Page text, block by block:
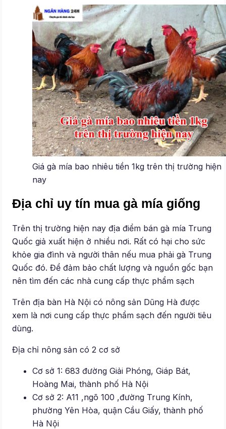
Giá gà mía bao nhiêu tiền 1kg trên thị trường hiện
nay
Địa chỉ uy tín mua gà mía giống
Trên thị trường hiện nay địa điểm bán gà mía Trung
Quốc giả xuất hiện ở nhiều nơi. Rất có hại cho sức
khỏe gia đình và người thân nếu mua phải gà Trung
Quốc đó. Để đảm bảo chất lượng và nguồn gốc bạn
nên tìm đến các nhà cung cấp thực phẩm sạch
Trên địa bàn Hà Nội có nông sản Dũng Hà được
xem là nơi cung cấp thực phẩm sạch đến người tiêu
dùng.
Địa chỉ nông sản có 2 cơ sở
Cơ sở 1: 683 đường Giải Phóng, Giáp Bát,
Hoàng Mai, thành phố Hà Nội
Cơ sở 2: A11 ,ngõ 100 ,đường Trung Kính,
phường Yên Hòa, quận Cầu Giấy, thành phố
Hà Nội